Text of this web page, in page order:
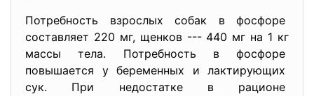
Потребность взрослых собак в фосфоре
составляет 220 мг, щенков --- 440 мг на 1 кг
массы тела. Потребность в фосфоре
повышается у беременных и лактирующих
сук. При недостатке в рационе